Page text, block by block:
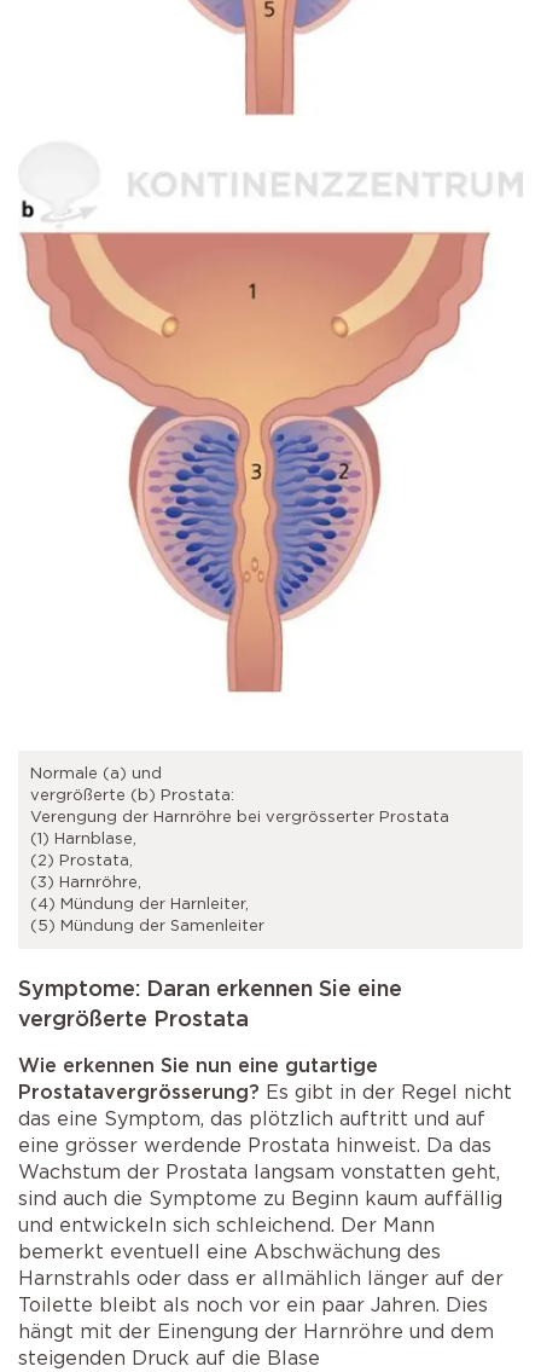
Normale (a) und
vergrößerte (b) Prostata:
Verengung der Harnröhre bei vergrösserter Prostata
(1) Harnblase,
(2) Prostata,
(3) Harnröhre,
(4) Mündung der Harnleiter,
(5) Mündung der Samenleiter
Symptome: Daran erkennen Sie eine
vergrößerte Prostata
Wie erkennen Sie nun eine gutartige
Prostatavergrösserung? Es gibt in der Regel nicht
das eine Symptom, das plötzlich auftritt und auf
eine grösser werdende Prostata hinweist. Da das
Wachstum der Prostata langsam vonstatten geht,
sind auch die Symptome zu Beginn kaum auffällig
und entwickeln sich schleichend. Der Mann
bemerkt eventuell eine Abschwächung des
Harnstrahls oder dass er allmählich länger auf der
Toilette bleibt als noch vor ein paar Jahren. Dies
hängt mit der Einengung der Harnröhre und dem
steigenden Druck auf die Blase